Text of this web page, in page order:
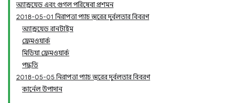
অ্যান্ড্রয়েড এবং গুগল পরিষেবা প্রশমন
2018-05-01 নিরাপত্তা প্যাচ স্তরের দুর্বলতার বিবরণ
অ্যান্ড্রয়েড রানটাইম
ফ্রেমওয়ার্ক
মিডিয়া ফ্রেমওয়ার্ক
পদ্ধতি
2018-05-05 নিরাপত্তা প্যাচ স্তরের দুর্বলতার বিবরণ
কার্নেল উপাদান